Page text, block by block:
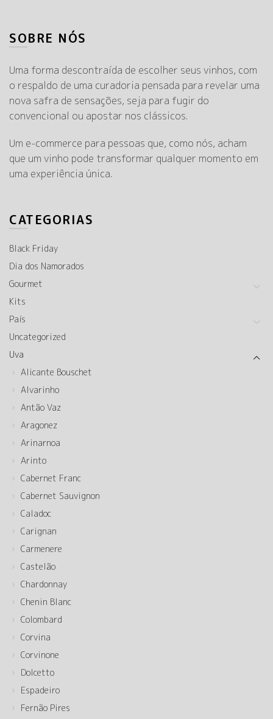
SOBRE NÓS
Uma forma descontraída de escolher seus vinhos, com
o respaldo de uma curadoria pensada para revelar uma
nova safra de sensações, seja para fugir do
convencional ou apostar nos clássicos.
Um e-commerce para pessoas que, como nós, acham
que um vinho pode transformar qualquer momento em
uma experiência única.
CATEGORIAS
Black Friday
Dia dos Namorados
Gourmet
Kits
País
Uncategorized
Uva
Alicante Bouschet
Alvarinho
Antão Vaz
Aragonez
Arinarnoa
Arinto
Cabernet Franc
Cabernet Sauvignon
Caladoc
Carignan
Carmenere
Castelão
Chardonnay
Chenin Blanc
Colombard
Corvina
Corvinone
Dolcetto
Espadeiro
Fernão Pires